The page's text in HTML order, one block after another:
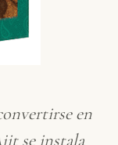
en
se instala